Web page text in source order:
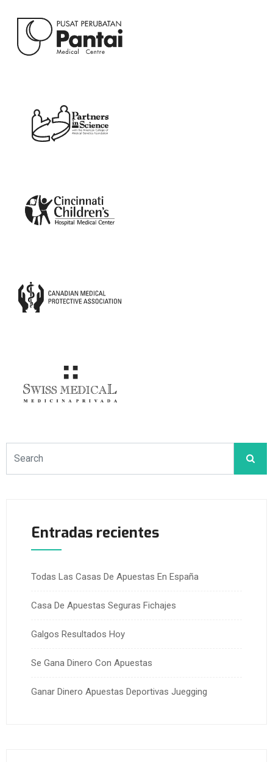
Entradas recientes
Todas Las Casas De Apuestas En España
Casa De Apuestas Seguras Fichajes
Galgos Resultados Hoy
Se Gana Dinero Con Apuestas
Ganar Dinero Apuestas Deportivas Juegging